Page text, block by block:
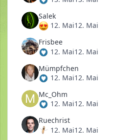
Salek
12. Mai12. Mai
Frisbee
12. Mai12. Mai
Mümpfchen
12. Mai12. Mai
Mc_Ohm
12. Mai12. Mai
Ruechrist
12. Mai12. Mai